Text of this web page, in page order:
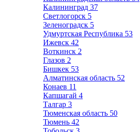
Калининград 37
Светлогорск 5
Зеленоградск 5
Удмуртская Республика 53
Ижевск 42
Воткинск 2
Глазов 2
Бишкек 53
Алматинская область 52
Конаев 11
Капшагай 4
Талгар 3
Тюменская область 50
Тюмень 42